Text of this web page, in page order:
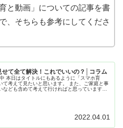
と動画」についての記事を書
、そちらも参考にしてくださ
せて全て解決！これでいいの？│コラム
本日はタイトルにもあるように「スマホ育
て考えて見たいと思います。 また、ご家庭と事
なども含めて考えて行ければと思っています。
2022.04.01